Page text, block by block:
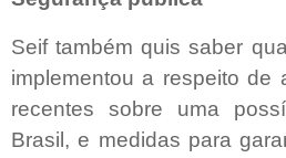
Seif também quis saber
implementou a respeito de
recentes sobre uma
Brasil, e medidas para